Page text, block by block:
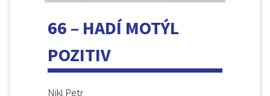
66 – HADÍ MOTÝL
POZITIV
Nikl Petr